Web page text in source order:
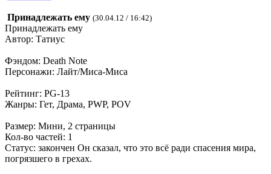
Принадлежать ему (30.04.12 / 16:42)
Принадлежать ему
Автор: Татиус
Фэндом: Death Note
Персонажи: Лайт/Миса-Миса
Рейтинг: PG-13
Жанры: Гет, Драма, PWP, POV
Размер: Мини, 2 страницы
Кол-во частей: 1
Статус: закончен Он сказал, что это всё ради спасения мира,
погрязшего в грехах.